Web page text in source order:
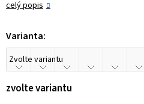
celý popis
Varianta:
zvolte variantu